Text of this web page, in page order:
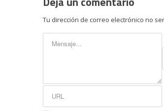
Tu dirección de correo electrónico no